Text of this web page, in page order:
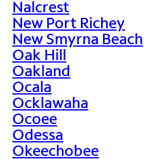
Nalcrest
New Port Richey
New Smyrna Beach
Oak Hill
Oakland
Ocala
Ocklawaha
Ocoee
Odessa
Okeechobee